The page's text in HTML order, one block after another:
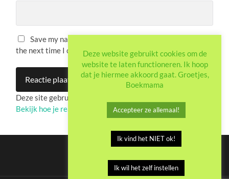
Save my name, email, and website in this browser for
the next time I comment.
Deze site gebruikt Akismet om spam te verminderen.
Bekijk hoe je reactie-gegevens worden verwerkt.
Deze website gebruikt cookies om de
website te laten functioneren. Ik hoop
dat je hiermee akkoord gaat. Groetjes,
Boekmama
Accepteer ze allemaal!
Ik vind het NIET ok!
Ik wil het zelf instellen